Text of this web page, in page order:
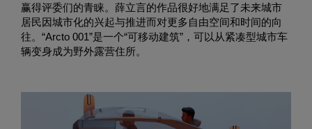
赢得评委们的青睐。薛立言的作品很好地满足了未来城市
居民因城市化的兴起与推进而对更多自由空间和时间的向
往。“Arcto 001”是一个“可移动建筑”，可以从紧凑型城市车
辆变身成为野外露营住所。